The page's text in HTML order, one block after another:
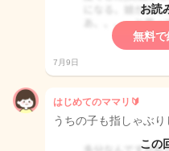
お読
無料
7月9日
はじめてのママリ🔰
うちの子も指しゃぶり
この